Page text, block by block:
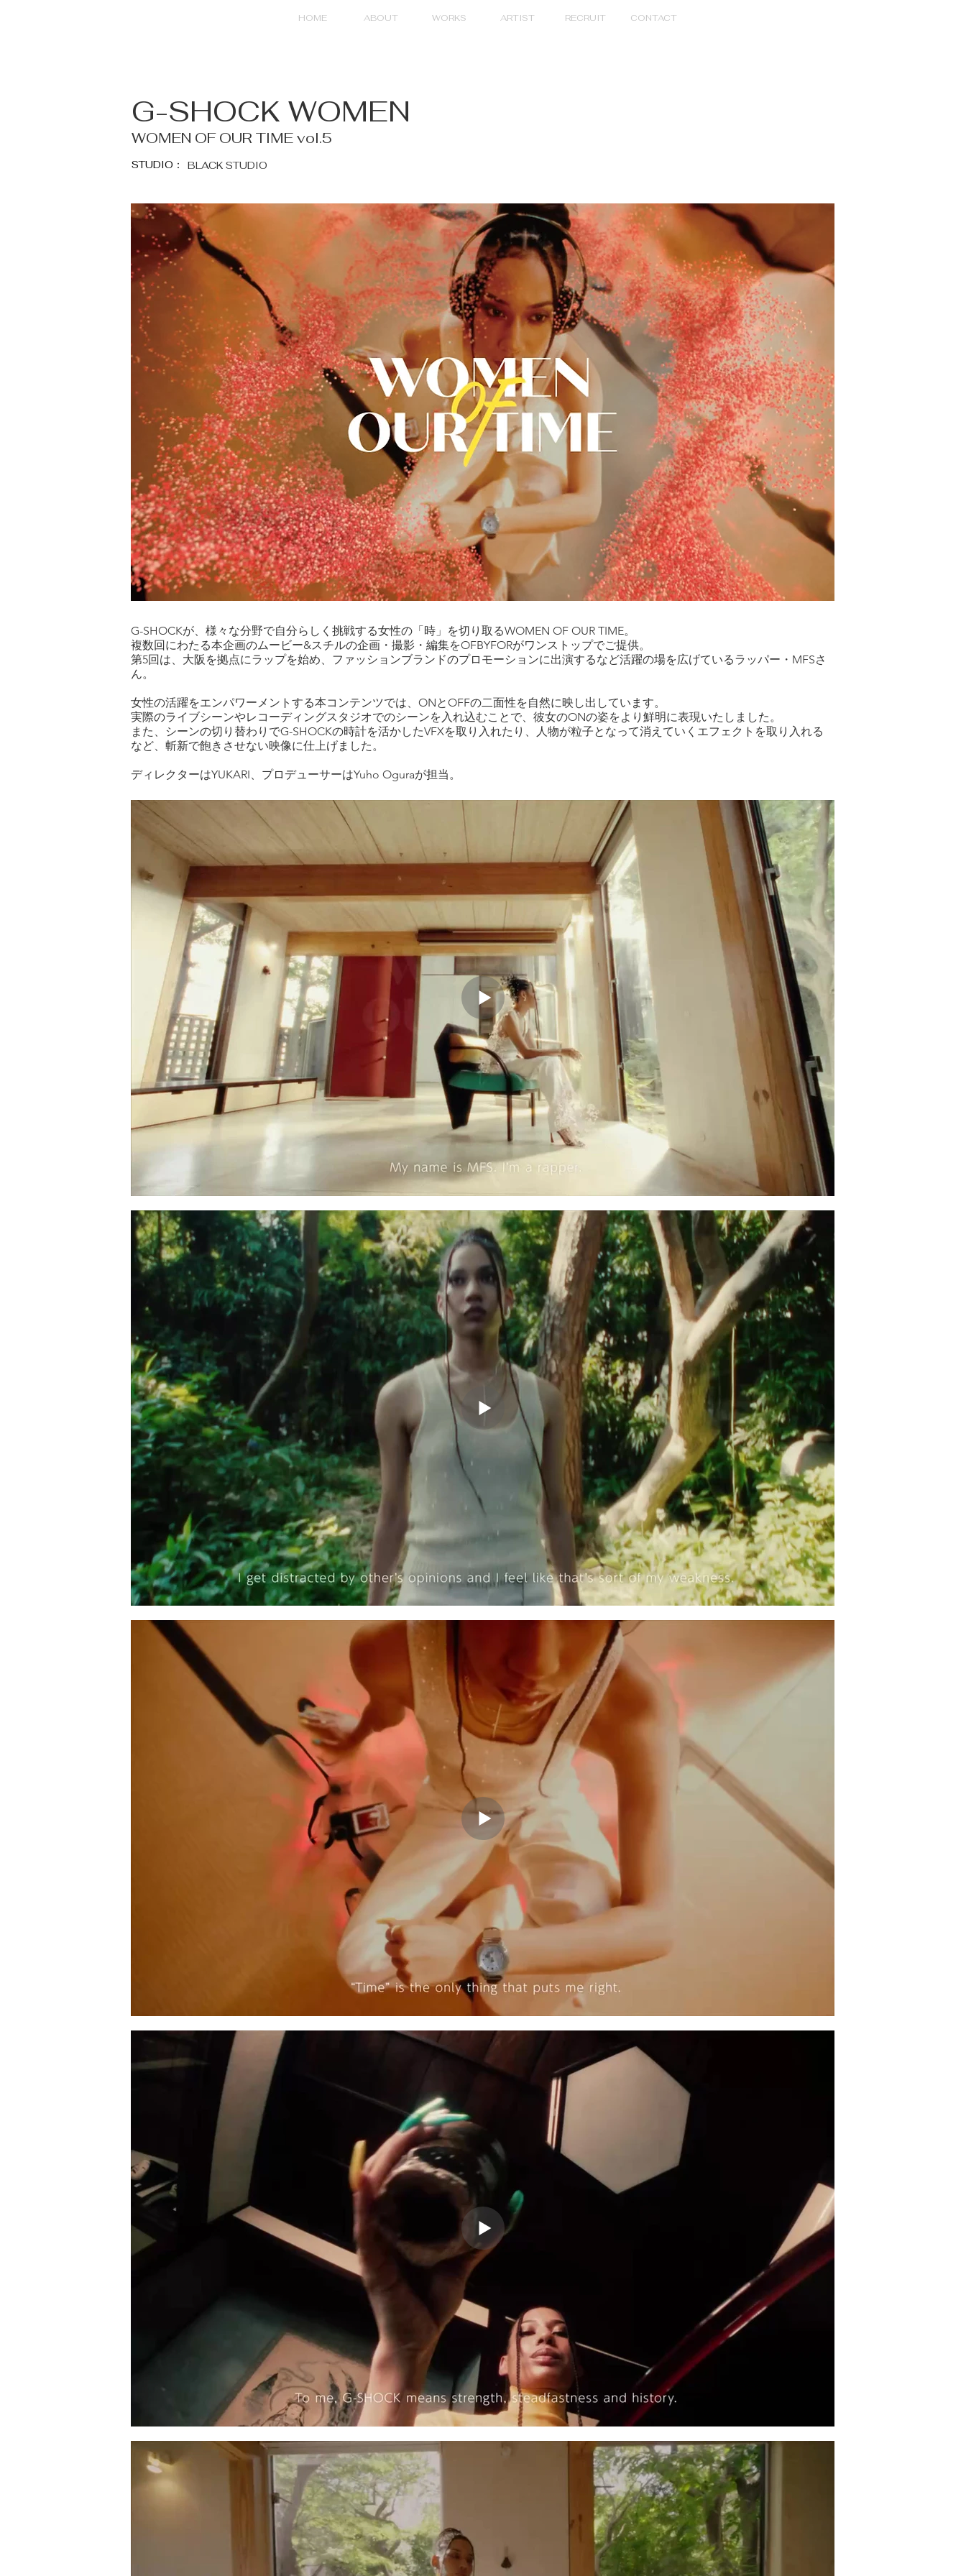
HOME ABOUT WORKS ARTIST RECRUIT CONTACT
G-SHOCK WOMEN
WOMEN OF OUR TIME vol.5
STUDIO： BLACK STUDIO
G-SHOCKが、様々な分野で自分らしく挑戦する女性の「時」を切り取るWOMEN OF OUR TIME。
複数回にわたる本企画のムービー&スチルの企画・撮影・編集をOFBYFORがワンストップでご提供。
第5回は、大阪を拠点にラップを始め、ファッションブランドのプロモーションに出演するなど活躍の場を広げているラッパー・MFSさ
ん。
女性の活躍をエンパワーメントする本コンテンツでは、ONとOFFの二面性を自然に映し出しています。
実際のライブシーンやレコーディングスタジオでのシーンを入れ込むことで、彼女のONの姿をより鮮明に表現いたしました。
また、シーンの切り替わりでG-SHOCKの時計を活かしたVFXを取り入れたり、人物が粒子となって消えていくエフェクトを取り入れる
など、斬新で飽きさせない映像に仕上げました。
ディレクターはYUKARI、プロデューサーはYuho Oguraが担当。